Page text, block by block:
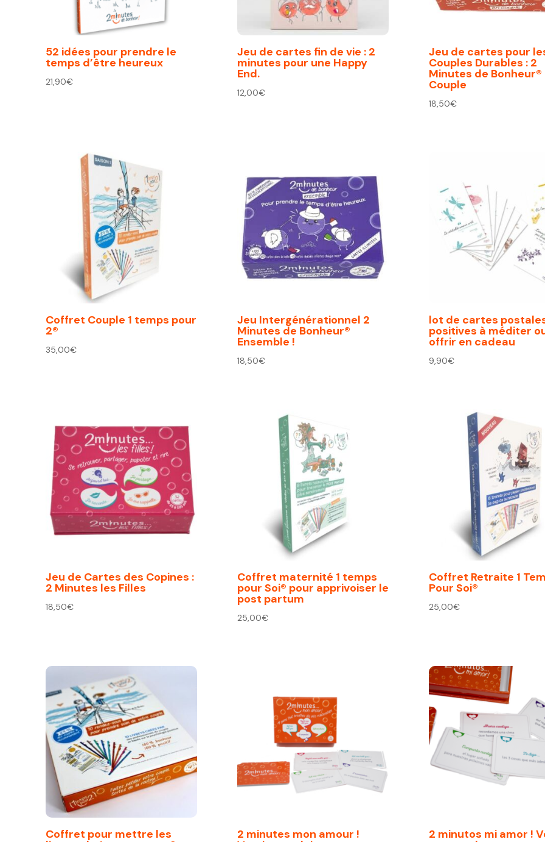
52 idées pour prendre le
temps d’être heureux
21,90€
Jeu de cartes fin de vie : 2
minutes pour une Happy
End.
12,00€
Jeu de cartes pour
Couples Durables : 2
Minutes de Bonheur®
Couple
18,50€
Coffret Couple 1 temps pour
2®
35,00€
Jeu Intergénérationnel 2
Minutes de Bonheur®
Ensemble !
18,50€
lot de cartes
positives à méditer
offrir en cadeau
9,90€
Jeu de Cartes des Copines :
2 Minutes les Filles
18,50€
Coffret maternité 1 temps
pour Soi® pour apprivoiser le
post partum
25,00€
Coffret Retraite 1
Pour Soi®
25,00€
Coffret pour mettre les 2 minutes mon amour ! 2 minutos mi amor !